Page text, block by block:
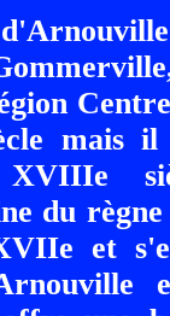
mais
du
et